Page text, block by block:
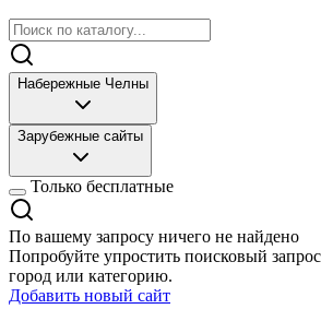
Набережные Челны
Зарубежные сайты
Только бесплатные
По вашему запросу ничего не найдено
Попробуйте упростить поисковый
город или категорию.
Добавить новый сайт